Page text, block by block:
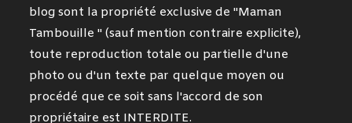
blog sont la propriété exclusive de "Maman
Tambouille " (sauf mention contraire explicite),
toute reproduction totale ou partielle d'une
photo ou d'un texte par quelque moyen ou
procédé que ce soit sans l'accord de son
propriétaire est INTERDITE.